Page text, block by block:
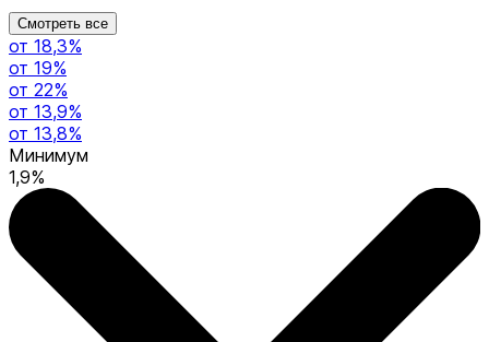
Смотреть все
от 18,3%
от 19%
от 22%
от 13,9%
от 13,8%
Минимум
1,9%